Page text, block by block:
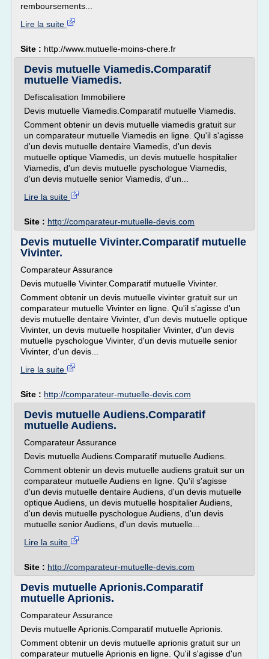
remboursements...
Lire la suite
Site : http://www.mutuelle-moins-chere.fr
Devis mutuelle Viamedis.Comparatif
mutuelle Viamedis.
Defiscalisation Immobiliere
Devis mutuelle Viamedis.Comparatif mutuelle Viamedis.
Comment obtenir un devis mutuelle viamedis gratuit sur
un comparateur mutuelle Viamedis en ligne. Qu'il s'agisse
d'un devis mutuelle dentaire Viamedis, d'un devis
mutuelle optique Viamedis, un devis mutuelle hospitalier
Viamedis, d'un devis mutuelle pyschologue Viamedis,
d'un devis mutuelle senior Viamedis, d'un...
Lire la suite
Site : http://comparateur-mutuelle-devis.com
Devis mutuelle Vivinter.Comparatif mutuelle
Vivinter.
Comparateur Assurance
Devis mutuelle Vivinter.Comparatif mutuelle Vivinter.
Comment obtenir un devis mutuelle vivinter gratuit sur un
comparateur mutuelle Vivinter en ligne. Qu'il s'agisse d'un
devis mutuelle dentaire Vivinter, d'un devis mutuelle optique
Vivinter, un devis mutuelle hospitalier Vivinter, d'un devis
mutuelle pyschologue Vivinter, d'un devis mutuelle senior
Vivinter, d'un devis...
Lire la suite
Site : http://comparateur-mutuelle-devis.com
Devis mutuelle Audiens.Comparatif
mutuelle Audiens.
Comparateur Assurance
Devis mutuelle Audiens.Comparatif mutuelle Audiens.
Comment obtenir un devis mutuelle audiens gratuit sur un
comparateur mutuelle Audiens en ligne. Qu'il s'agisse
d'un devis mutuelle dentaire Audiens, d'un devis mutuelle
optique Audiens, un devis mutuelle hospitalier Audiens,
d'un devis mutuelle pyschologue Audiens, d'un devis
mutuelle senior Audiens, d'un devis mutuelle...
Lire la suite
Site : http://comparateur-mutuelle-devis.com
Devis mutuelle Aprionis.Comparatif
mutuelle Aprionis.
Comparateur Assurance
Devis mutuelle Aprionis.Comparatif mutuelle Aprionis.
Comment obtenir un devis mutuelle aprionis gratuit sur un
comparateur mutuelle Aprionis en ligne. Qu'il s'agisse d'un